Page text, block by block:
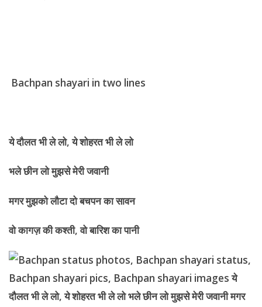
Bachpan shayari in two lines
ये दौलत भी ले लो,ये शोहरत भी ले लो
भले छीन लो मुझसे मेरी जवानी
मगर मुझको लौटा दो बचपन का सावन
वो कागज़ की कश्ती,वो बारिश का पानी